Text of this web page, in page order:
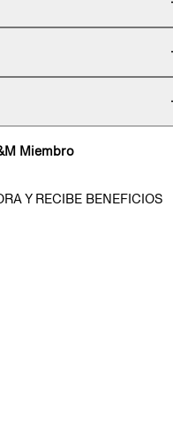
Miembro
Y RECIBE BENEFICIOS